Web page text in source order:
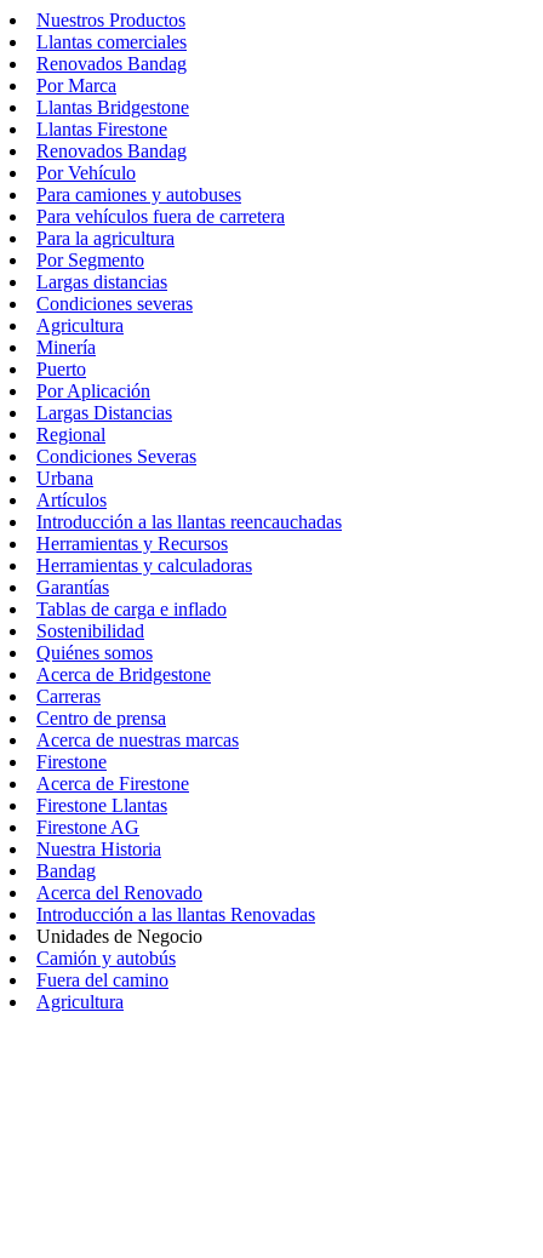
Nuestros Productos
Llantas comerciales
Renovados Bandag
Por Marca
Llantas Bridgestone
Llantas Firestone
Renovados Bandag
Por Vehículo
Para camiones y autobuses
Para vehículos fuera de carretera
Para la agricultura
Por Segmento
Largas distancias
Condiciones severas
Agricultura
Minería
Puerto
Por Aplicación
Largas Distancias
Regional
Condiciones Severas
Urbana
Artículos
Introducción a las llantas reencauchadas
Herramientas y Recursos
Herramientas y calculadoras
Garantías
Tablas de carga e inflado
Sostenibilidad
Quiénes somos
Acerca de Bridgestone
Carreras
Centro de prensa
Acerca de nuestras marcas
Firestone
Acerca de Firestone
Firestone Llantas
Firestone AG
Nuestra Historia
Bandag
Acerca del Renovado
Introducción a las llantas Renovadas
Unidades de Negocio
Camión y autobús
Fuera del camino
Agricultura